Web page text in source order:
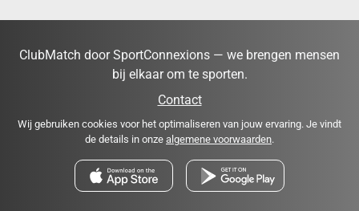
ClubMatch door SportConnexions — we brengen mensen
bij elkaar om te sporten.
Contact
Wij gebruiken cookies voor het optimaliseren van jouw ervaring. Je vindt
de details in onze algemene voorwaarden.